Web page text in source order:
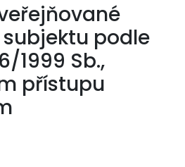
podle
1999 Sb.,
přístupu